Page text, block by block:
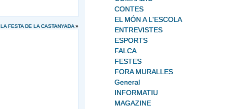
CONTES
EL MÓN A L'ESCOLA
ENTREVISTES
ESPORTS
FALCA
FESTES
FORA MURALLES
General
INFORMATIU
MAGAZINE
LA FESTA DE LA CASTANYADA»